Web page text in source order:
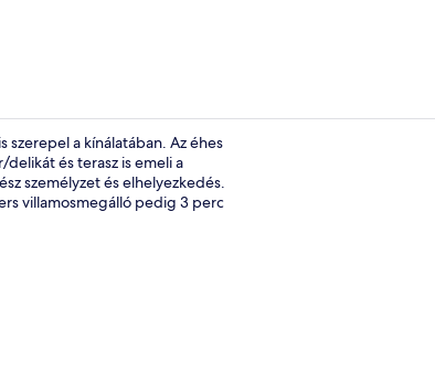
Lift
a kínálatában. Az éhes
és terasz is emeli a
személyzet és elhelyezkedés.
villamosmegálló pedig 3 perc